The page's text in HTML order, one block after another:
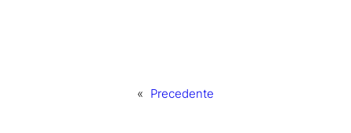
« Precedente